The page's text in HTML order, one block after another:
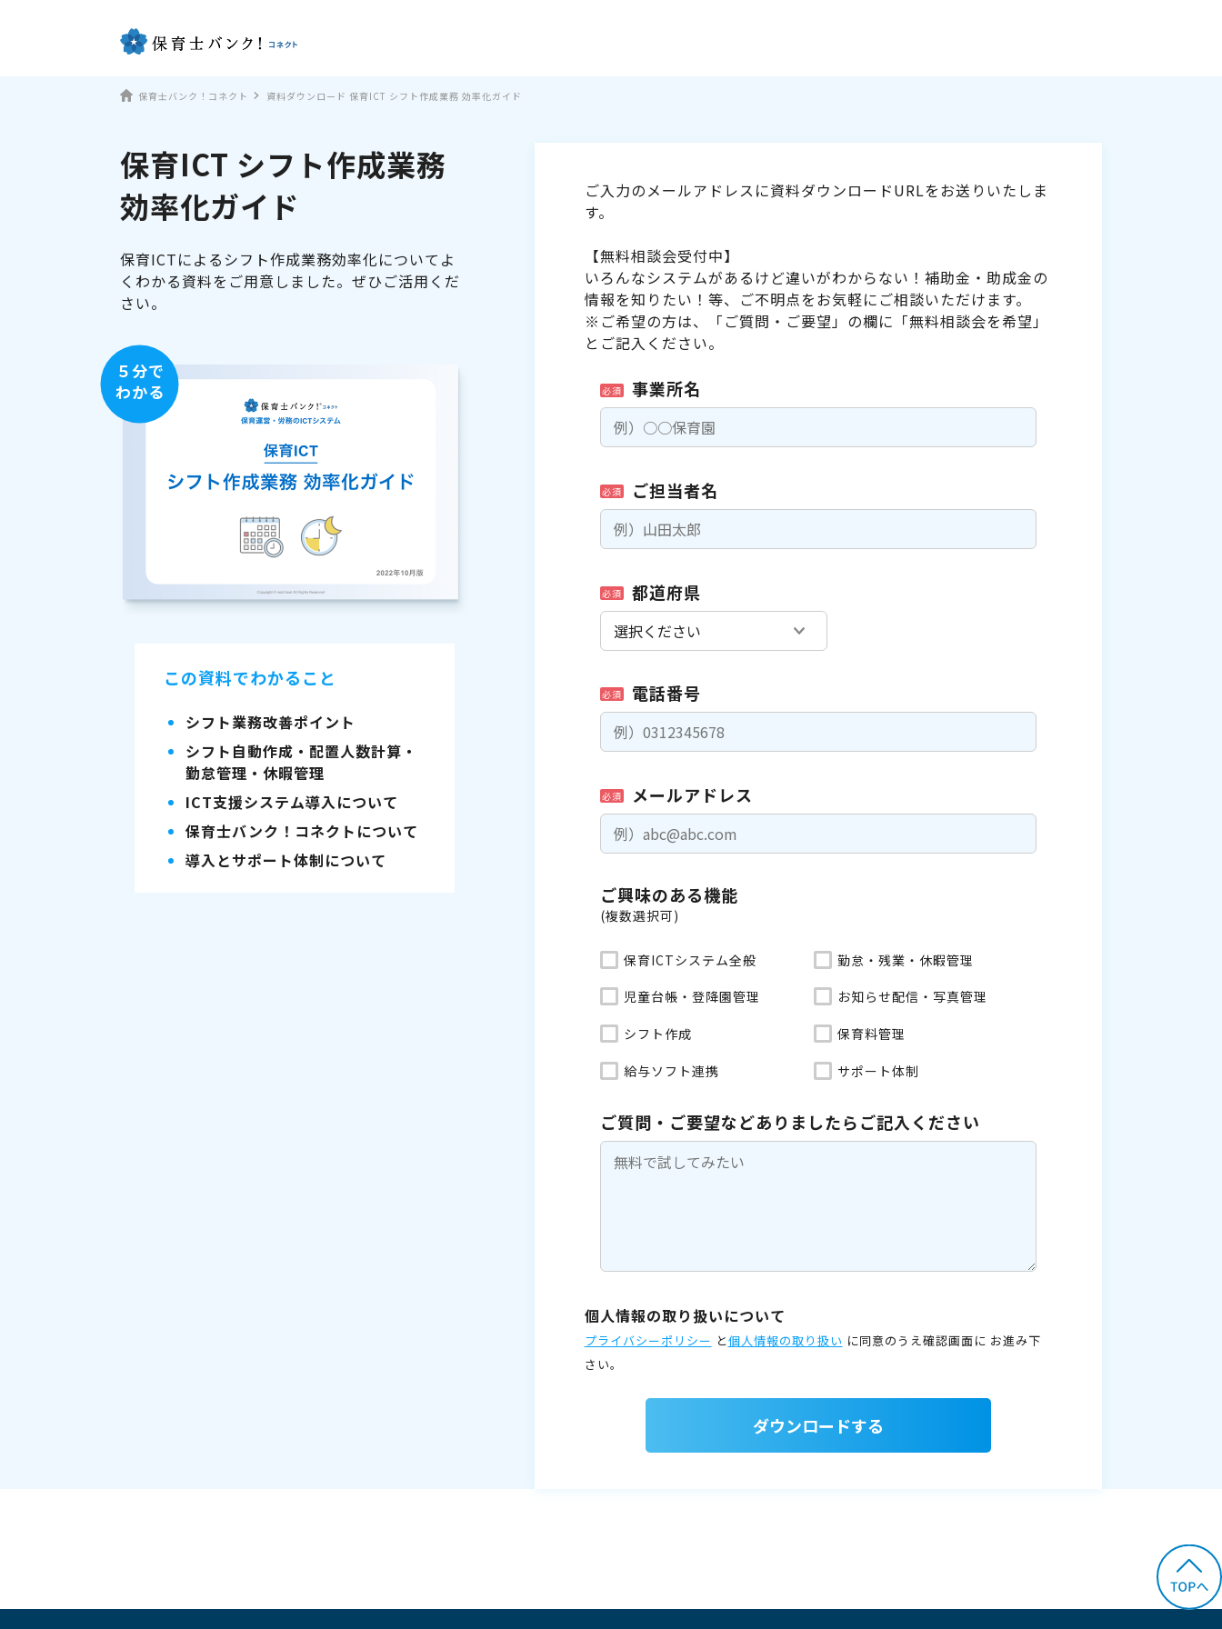
保育士バンク！コネクト 資料ダウンロード 保育ICT シフト作成業務 効率化ガイド
保育ICT シフト作成業務
効率化ガイド
保育ICTによるシフト作成業務効率化についてよ
くわかる資料をご用意しました。ぜひご活用くだ
さい。
５分で
わかる
この資料でわかること
シフト業務改善ポイント
シフト自動作成・配置人数計算・
勤怠管理・休暇管理
ICT支援システム導入について
保育士バンク！コネクトについて
導入とサポート体制について
ご入力のメールアドレスに資料ダウンロードURLをお送りいたしま
す。
【無料相談会受付中】
いろんなシステムがあるけど違いがわからない！補助金・助成金の
情報を知りたい！等、ご不明点をお気軽にご相談いただけます。
※ご希望の方は、「ご質問・ご要望」の欄に「無料相談会を希望」
とご記入ください。
必須 事業所名
必須 ご担当者名
必須 都道府県
必須 電話番号
必須 メールアドレス
ご興味のある機能
(複数選択可)
保育ICTシステム全般 勤怠・残業・休暇管理
児童台帳・登降園管理 お知らせ配信・写真管理
シフト作成 保育料管理
給与ソフト連携 サポート体制
ご質問・ご要望などありましたらご記入ください
個人情報の取り扱いについて
プライバシーポリシー と個人情報の取り扱い に同意のうえ確認画面に お進み下
さい。
ダウンロードする